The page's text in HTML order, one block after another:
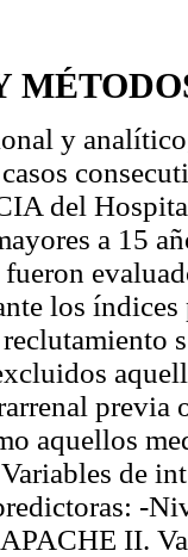
y
del
a 15
los
previa
aquellos
de
-
II.